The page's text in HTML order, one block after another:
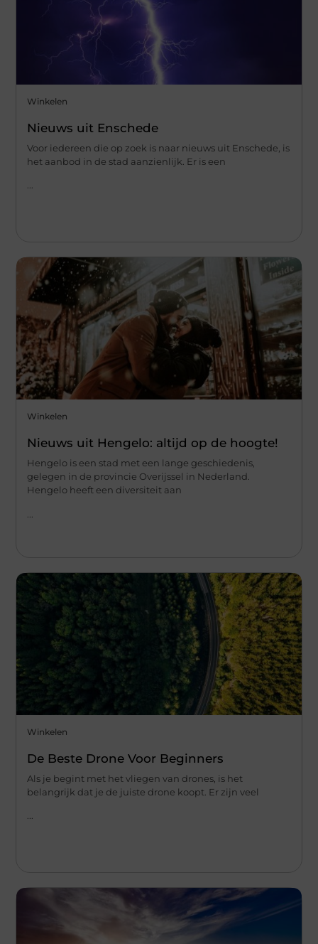
Winkelen
Nieuws uit Enschede
Voor iedereen die op zoek is naar nieuws uit Enschede, is
het aanbod in de stad aanzienlijk. Er is een
...
Winkelen
Nieuws uit Hengelo: altijd op de hoogte!
Hengelo is een stad met een lange geschiedenis,
gelegen in de provincie Overijssel in Nederland.
Hengelo heeft een diversiteit aan
Winkelen
De Beste Drone Voor Beginners
Als je begint met het vliegen van drones, is het
belangrijk dat je de juiste drone koopt. Er zijn veel